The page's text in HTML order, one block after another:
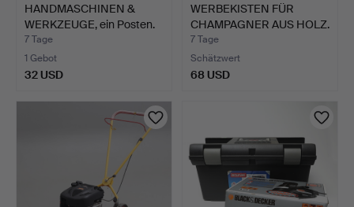
HANDMASCHINEN &
WERKZEUGE, ein Posten.
7 Tage
1 Gebot
32 USD
WERBEKISTEN FÜR
CHAMPAGNER AUS HOLZ.
7 Tage
Schätzwert
68 USD